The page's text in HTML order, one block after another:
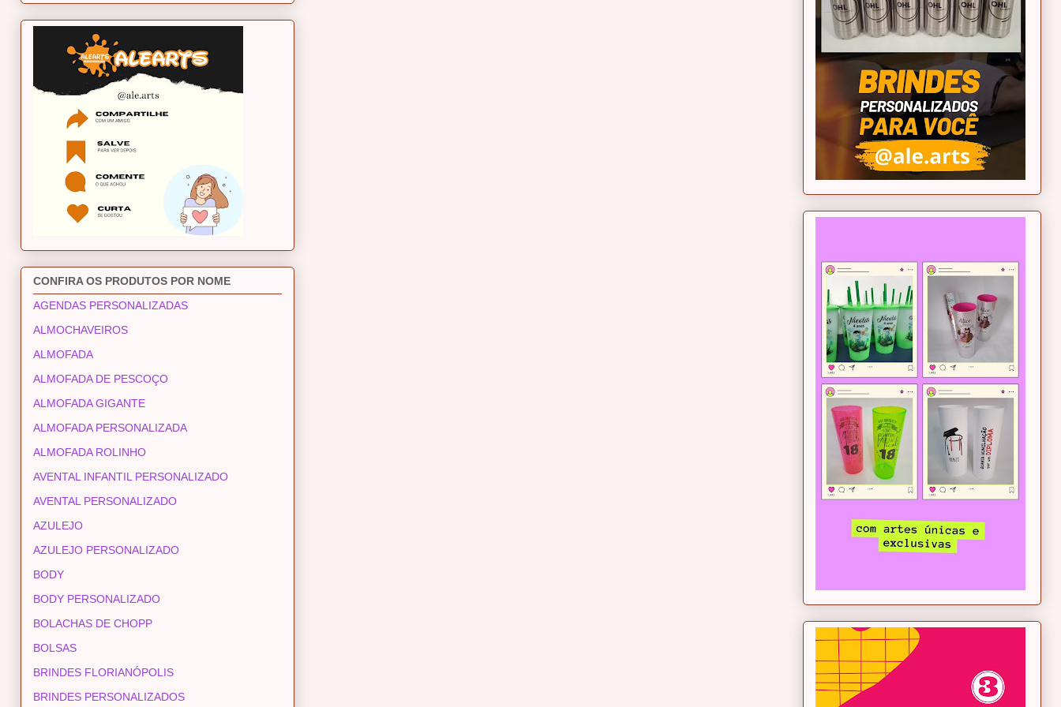
CONFIRA OS PRODUTOS POR NOME
AGENDAS PERSONALIZADAS
ALMOCHAVEIROS
ALMOFADA
ALMOFADA DE PESCOÇO
ALMOFADA GIGANTE
ALMOFADA PERSONALIZADA
ALMOFADA ROLINHO
AVENTAL INFANTIL PERSONALIZADO
AVENTAL PERSONALIZADO
AZULEJO
AZULEJO PERSONALIZADO
BODY
BODY PERSONALIZADO
BOLACHAS DE CHOPP
BOLSAS
BRINDES FLORIANÓPOLIS
BRINDES PERSONALIZADOS